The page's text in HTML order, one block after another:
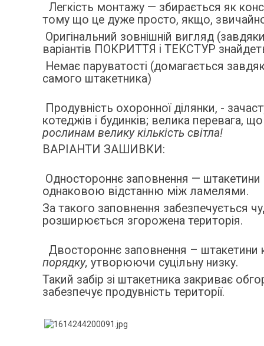
Легкість монтажу — збирається як
тому що це дуже просто, якщо,
Оригінальний зовнішній вигляд
варіантів ПОКРИТТЯ і ТЕКСТУР
Немає паруватості (домагається
самого штакетника)
Продувність охоронної ділянки, -
котеджів і будинків; велика перевага,
рослинам велику кількість світла!
ВАРІАНТИ ЗАШИВКИ:
Одностороннє заповнення —
однаковою відстанню між ламелями.
За такого заповнення забезпечується
розширюється згорожена територія.
Двостороннє заповнення – штакетини
порядку, утворюючи суцільну низку.
Такий забір зі штакетника закриває
забезпечує продувність території.